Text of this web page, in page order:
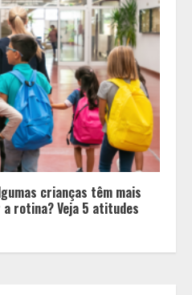
crianças têm mais
rotina? Veja 5 atitudes
Feira e Festival da
e Confeitaria Mineira
hoje: 18 horas na vida
sob vigilância